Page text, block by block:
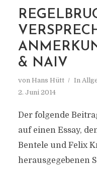
& NAIV
von Hans Hütt In
2. Juni 2014
Der folgende
auf einen Essay,
Bentele und Felix
herausgegebenen